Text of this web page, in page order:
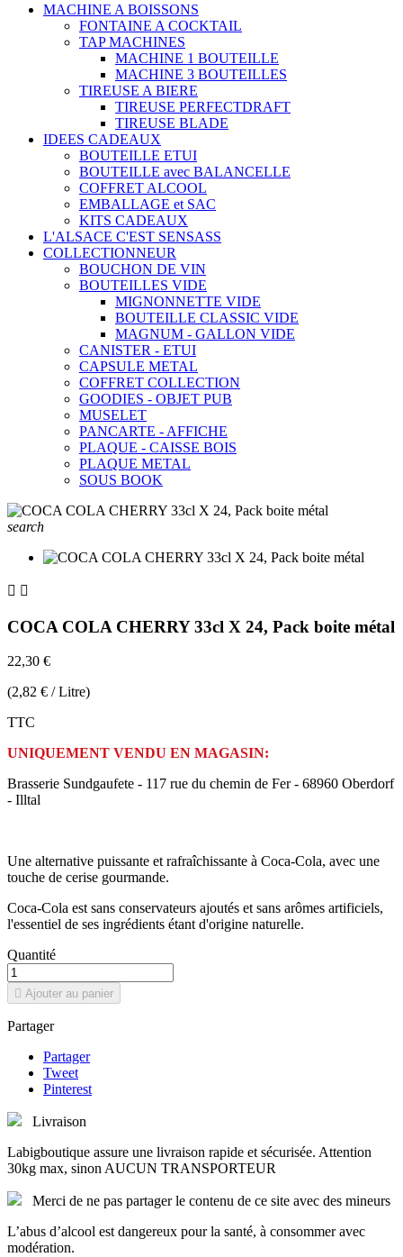
MACHINE A BOISSONS
FONTAINE A COCKTAIL
TAP MACHINES
MACHINE 1 BOUTEILLE
MACHINE 3 BOUTEILLES
TIREUSE A BIERE
TIREUSE PERFECTDRAFT
TIREUSE BLADE
IDEES CADEAUX
BOUTEILLE ETUI
BOUTEILLE avec BALANCELLE
COFFRET ALCOOL
EMBALLAGE et SAC
KITS CADEAUX
L'ALSACE C'EST SENSASS
COLLECTIONNEUR
BOUCHON DE VIN
BOUTEILLES VIDE
MIGNONNETTE VIDE
BOUTEILLE CLASSIC VIDE
MAGNUM - GALLON VIDE
CANISTER - ETUI
CAPSULE METAL
COFFRET COLLECTION
GOODIES - OBJET PUB
MUSELET
PANCARTE - AFFICHE
PLAQUE - CAISSE BOIS
PLAQUE METAL
SOUS BOOK
search
 
COCA COLA CHERRY 33cl X 24, Pack boite métal
22,30 €
(2,82 € / Litre)
TTC
UNIQUEMENT VENDU EN MAGASIN:
Brasserie Sundgaufete - 117 rue du chemin de Fer - 68960 Oberdorf
- Illtal
Une alternative puissante et rafraîchissante à Coca-Cola, avec une
touche de cerise gourmande.
Coca-Cola est sans conservateurs ajoutés et sans arômes artificiels,
l'essentiel de ses ingrédients étant d'origine naturelle.
Quantité
 Ajouter au panier
Partager
Partager
Tweet
Pinterest
Livraison
Labigboutique assure une livraison rapide et sécurisée. Attention
30kg max, sinon AUCUN TRANSPORTEUR
Merci de ne pas partager le contenu de ce site avec des mineurs
L’abus d’alcool est dangereux pour la santé, à consommer avec
modération.